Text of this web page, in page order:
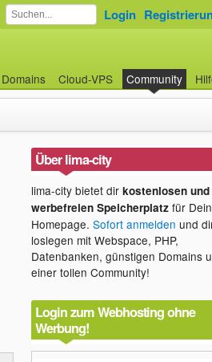
Domains Cloud-VPS Community
Login
Über lima-city
lima-city bietet dir kostenlosen und
werbefreien Speicherplatzfür
Homepage. Sofort anmelden und
loslegen mit Webspace, PHP,
Datenbanken, günstigen Domains
einer tollen Community!
Login zum Webhosting ohne
Werbung!